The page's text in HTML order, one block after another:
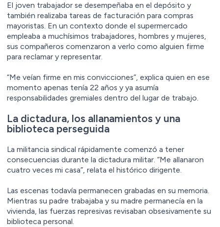
El joven trabajador se desempeñaba en el depósito y
también realizaba tareas de facturación para compras
mayoristas. En un contexto donde el supermercado
empleaba a muchísimos trabajadores, hombres y mujeres,
sus compañeros comenzaron a verlo como alguien firme
para reclamar y representar.
“Me veían firme en mis convicciones”, explica quien en ese
momento apenas tenía 22 años y ya asumía
responsabilidades gremiales dentro del lugar de trabajo.
La dictadura, los allanamientos y una
biblioteca perseguida
La militancia sindical rápidamente comenzó a tener
consecuencias durante la dictadura militar. “Me allanaron
cuatro veces mi casa”, relata el histórico dirigente.
Las escenas todavía permanecen grabadas en su memoria.
Mientras su padre trabajaba y su madre permanecía en la
vivienda, las fuerzas represivas revisaban obsesivamente su
biblioteca personal.